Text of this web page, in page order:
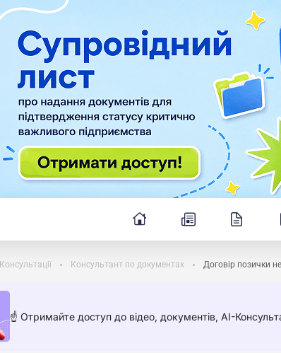
Консультації Консультант по документах Договір позички
☝️ Отримайте доступ до відео, документів, AI-